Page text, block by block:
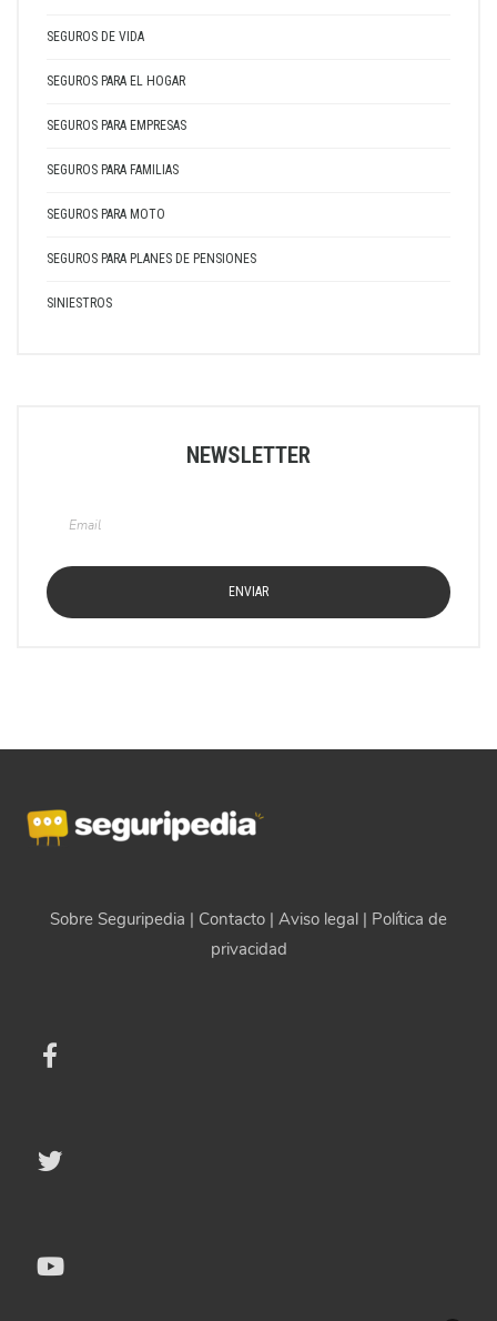
SEGUROS DE VIDA
SEGUROS PARA EL HOGAR
SEGUROS PARA EMPRESAS
SEGUROS PARA FAMILIAS
SEGUROS PARA MOTO
SEGUROS PARA PLANES DE PENSIONES
SINIESTROS
NEWSLETTER
Sobre Seguripedia | Contacto | Aviso legal | Política de
privacidad